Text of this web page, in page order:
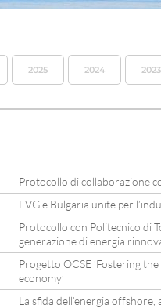
2025 2024 2023
Protocollo di collaborazione
FVG e Bulgaria unite per
Protocollo con Politecnico di
generazione di energia
Progetto OCSE ‘Fostering
economy’
La sfida dell’energia